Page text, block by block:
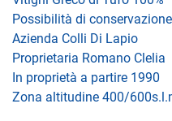
Possibilità di
Azienda Colli Di Lapio
Proprietaria Romano Clelia
In proprietà a partire 1990
Zona altitudine 400/